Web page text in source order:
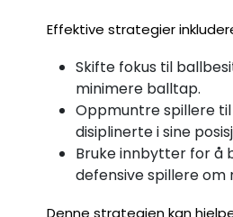
Effektive strategier
Skifte fokus til
minimere balltap.
Oppmuntre spillere
disiplinerte i sine
Bruke innbytter for å
defensive spillere om
Denne strategien kan